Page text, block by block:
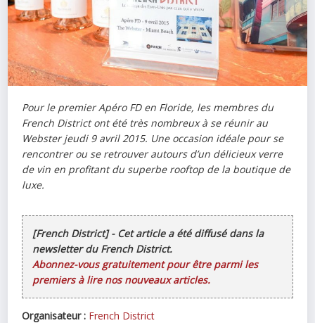
Pour le premier Apéro FD en Floride, les membres du
French District ont été très nombreux à se réunir au
Webster jeudi 9 avril 2015. Une occasion idéale pour se
rencontrer ou se retrouver autours d’un délicieux verre
de vin en profitant du superbe rooftop de la boutique de
luxe.
[French District] - Cet article a été diffusé dans la
newsletter du French District.
Abonnez-vous gratuitement pour être parmi les
premiers à lire nos nouveaux articles.
Organisateur : French District